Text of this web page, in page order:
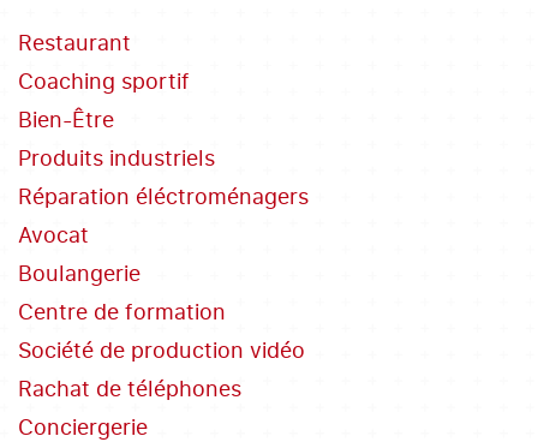
Restaurant
Coaching sportif
Bien-Être
Produits industriels
Réparation éléctroménagers
Avocat
Boulangerie
Centre de formation
Société de production vidéo
Rachat de téléphones
Conciergerie